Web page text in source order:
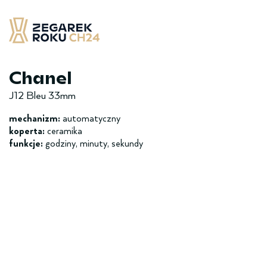
to
content
Chanel
J12 Bleu 33mm
mechanizm: automatyczny
koperta: ceramika
funkcje: godziny, minuty, sekundy